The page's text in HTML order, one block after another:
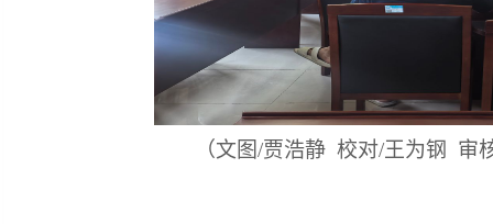
（文图/贾浩静 校对/王为钢 审